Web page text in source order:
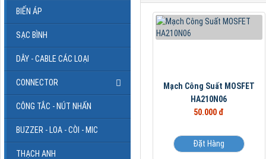
Mạch Công Suất MOSFET
HA210N06
50.000 đ
Đặt Hàng
BIẾN ÁP
SẠC BÌNH
DÂY - CABLE CÁC LOẠI
CONNECTOR
CÔNG TẮC - NÚT NHẤN
BUZZER - LOA - CÒI - MIC
THẠCH ANH